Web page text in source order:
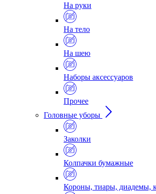
На руки
На тело
На шею
Наборы аксессуаров
Прочее
Головные уборы
Заколки
Колпачки бумажные
Короны, тиары, диадемы,